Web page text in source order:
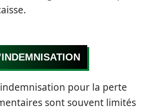
pour la perte
sont souvent limités